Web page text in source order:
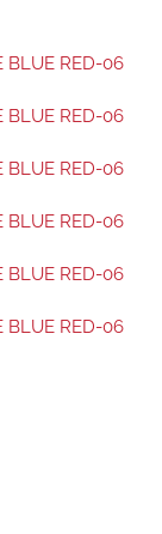
BLUE RED-06
BLUE RED-06
BLUE RED-06
BLUE RED-06
BLUE RED-06
BLUE RED-06